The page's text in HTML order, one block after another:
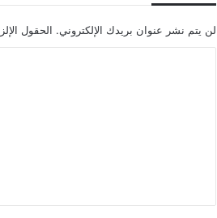
لن يتم نشر عنوان بريدك الإلكتروني. الحقول
ق